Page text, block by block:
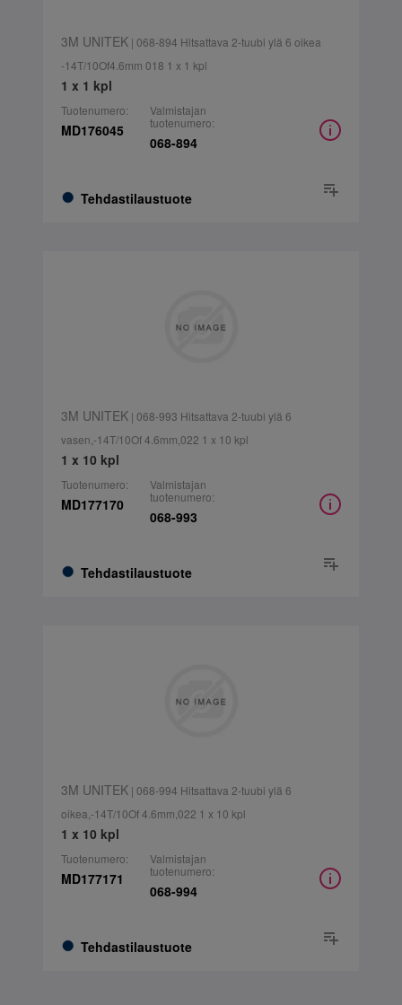
3M UNITEK| 068-894 Hitsattava 2-tuubi ylä 6 oikea
-14T/10Of4.6mm 018 1 x 1 kpl
1 x 1 kpl
Tuotenumero:
MD176045
Tehdastilaustuote
Valmistajan
tuotenumero:
068-894
3M UNITEK| 068-993 Hitsattava 2-tuubi ylä 6
vasen,-14T/10Of 4.6mm,022 1 x 10 kpl
1 x 10 kpl
Tuotenumero:
MD177170
Tehdastilaustuote
Valmistajan
tuotenumero:
068-993
3M UNITEK| 068-994 Hitsattava 2-tuubi ylä 6
oikea,-14T/10Of 4.6mm,022 1 x 10 kpl
1 x 10 kpl
Tuotenumero:
MD177171
Tehdastilaustuote
Valmistajan
tuotenumero:
068-994